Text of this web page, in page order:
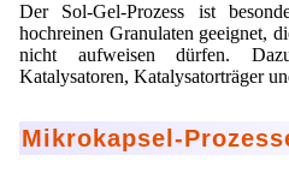
Der Sol-Gel-Prozess ist
hochreinen Granulaten geeignet,
nicht aufweisen dürfen.
Katalysatoren, Katalysatorträger
Mikrokapsel-